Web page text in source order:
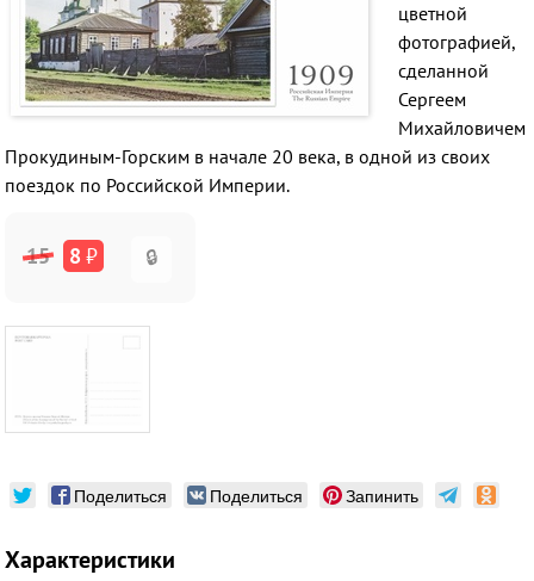
цветной
фотографией,
сделанной
Сергеем
Михайловичем
Прокудиным-Горским в начале 20 века, в одной из своих
поездок по Российской Империи.
15 8 ₽ 🔒
Поделиться Поделиться Запинить
Характеристики